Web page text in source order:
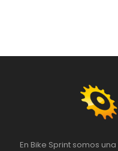
En Bike Sprint somos